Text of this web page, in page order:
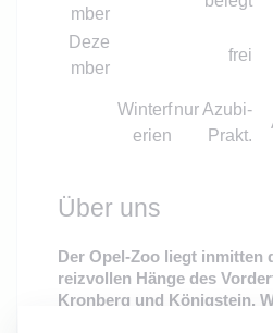
mber
Deze
mber
frei
Winterf
erien
nur Azubi-
Prakt.
Über uns
Der Opel-Zoo liegt inmitten
reizvollen Hänge des
Kronberg und Königstein.